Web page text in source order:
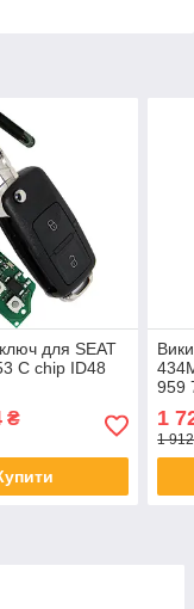
для SEAT
C chip ID48
₴
959
1
1